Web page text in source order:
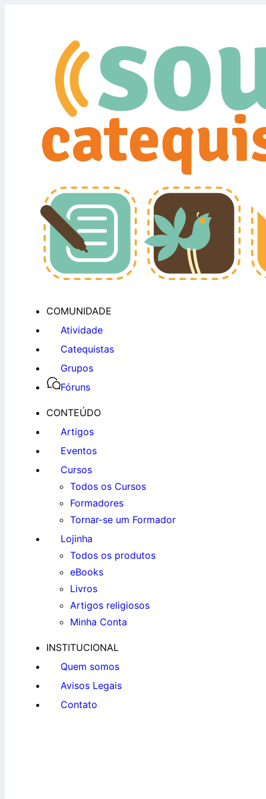
COMUNIDADE
Atividade
Catequistas
Grupos
Fóruns
CONTEÚDO
Artigos
Eventos
Cursos
Todos os Cursos
Formadores
Tornar-se um Formador
Lojinha
Todos os produtos
eBooks
Livros
Artigos religiosos
Minha Conta
INSTITUCIONAL
Quem somos
Avisos Legais
Contato